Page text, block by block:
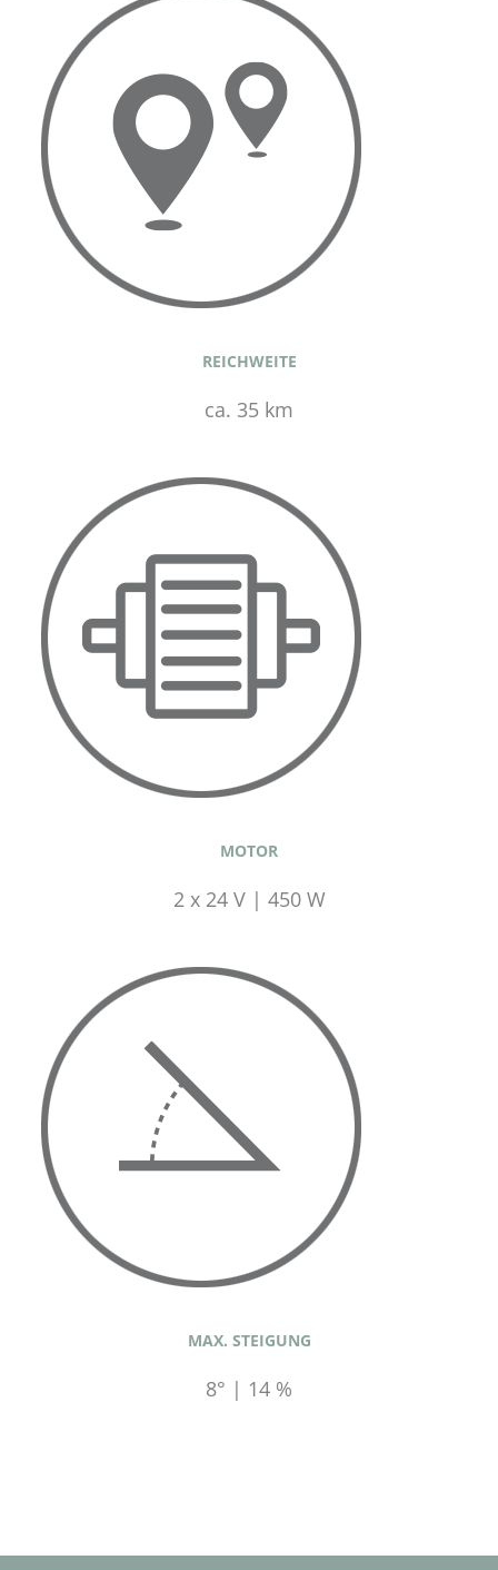
REICHWEITE
ca. 35 km
MOTOR
2 x 24 V | 450 W
MAX. STEIGUNG
8° | 14 %